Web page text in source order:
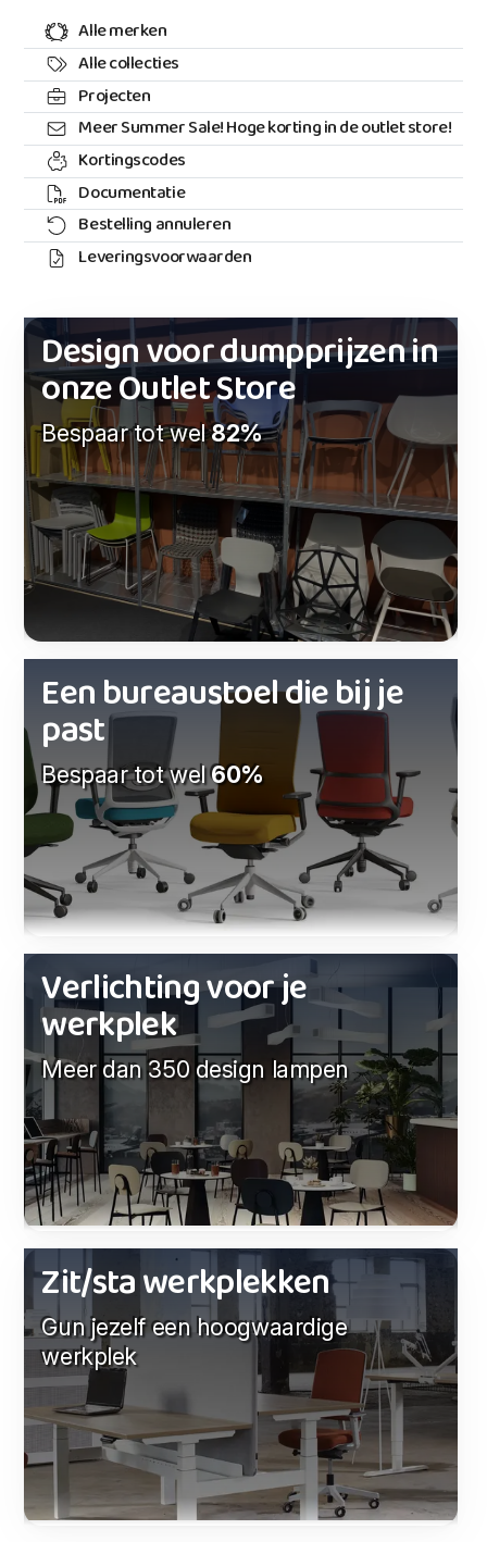
Alle merken
Alle collecties
Projecten
Meer Summer Sale! Hoge korting in de outlet store!
Kortingscodes
Documentatie
Bestelling annuleren
Leveringsvoorwaarden
Design voor dumpprijzen in
onze Outlet Store
Bespaar tot wel82%
Een bureaustoel die bij je
past
Bespaar tot wel60%
Verlichting voor je
werkplek
Meer dan 350 design lampen
Zit/sta werkplekken
Gun jezelf een hoogwaardige
werkplek